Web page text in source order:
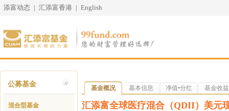
添富动态 | 汇添富香港 | English
公募基金
混合型基金
基金概况 基本信息 净值•分红 基金收益
汇添富全球医疗混合（QDII）美元